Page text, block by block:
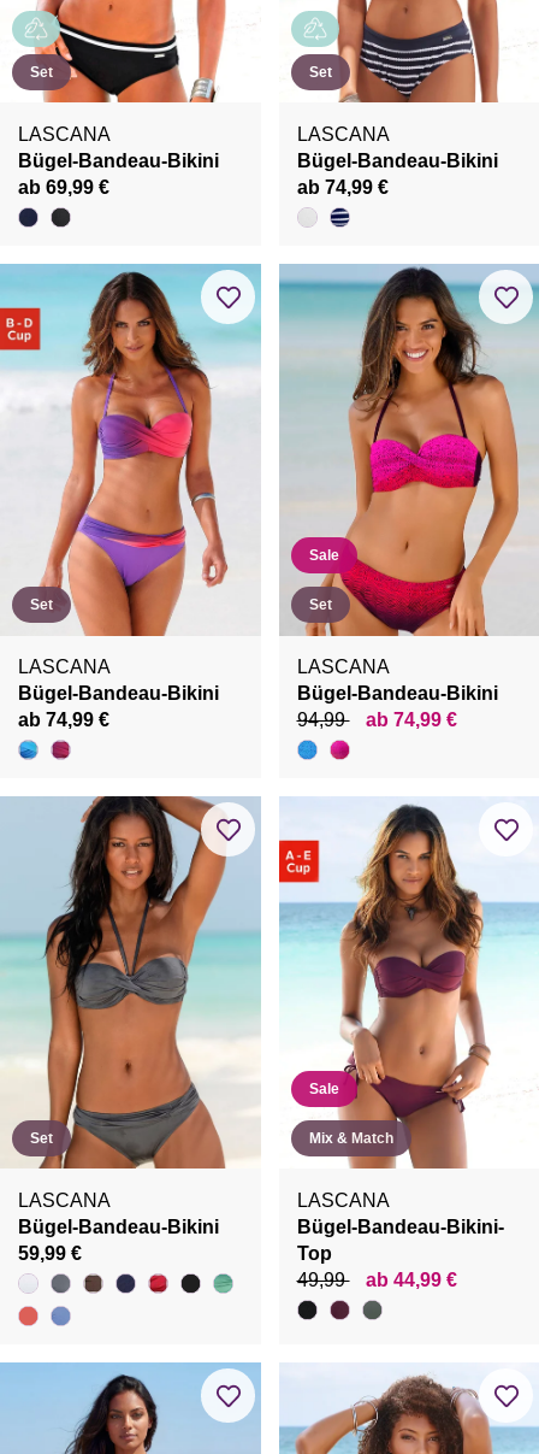
Set
LASCANA
Bügel-Bandeau-Bikini
ab 69,99 €
Set
LASCANA
Bügel-Bandeau-Bikini
ab 74,99 €
Set
LASCANA
Bügel-Bandeau-Bikini
ab 74,99 €
Sale
Set
LASCANA
Bügel-Bandeau-Bikini
94,99
ab 74,99 €
Set
LASCANA
Bügel-Bandeau-Bikini
59,99 €
Sale
Mix & Match
LASCANA
Bügel-Bandeau-Bikini-
Top
49,99
ab 44,99 €